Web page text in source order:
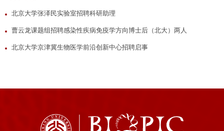
北京大学张泽民实验室招聘科研助理
曹云龙课题组招聘感染性疾病免疫学方向博士后（北大）两人
北京大学京津冀生物医学前沿创新中心招聘启事